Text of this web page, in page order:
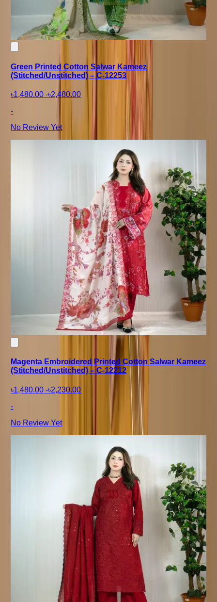
Green Printed Cotton Salwar Kameez
(Stitched/Unstitched) – C-12253
৳1,480.00 -৳2,480.00
-
No Review Yet
Magenta Embroidered Printed Cotton Salwar Kameez
(Stitched/Unstitched) – C-12212
৳1,480.00 -৳2,230.00
-
No Review Yet